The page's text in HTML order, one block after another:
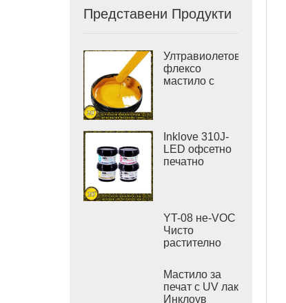
Представени Продукти
Ултравиолетово
флексо
мастило с
стикери
Inklove 310J-
LED офсетно
печатно
YT-08 не-VOC
Чисто
растително
печатно
мастило
Мастило за
печат с UV лак
Инклоув